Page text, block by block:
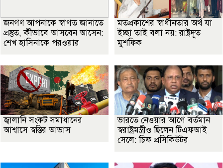
জনগণ আপনাকে স্বাগত জানাতে
প্রস্তুত, কীভাবে আসবেন আসেন:
শেখ হাসিনাকে পরওয়ার
মতপ্রকাশের স্বাধীনতার অর্থ যা
ইচ্ছা তাই বলা নয়: রাষ্ট্রদূত
মুশফিক
জ্বালানি সংকট সমাধানের
আশ্বাসে স্বস্তির আভাস
ভারতে নেওয়ার আগে বর্তমান
স্বরাষ্ট্রমন্ত্রীও ছিলেন টিএফআই
সেলে: চিফ প্রসিকিউটর